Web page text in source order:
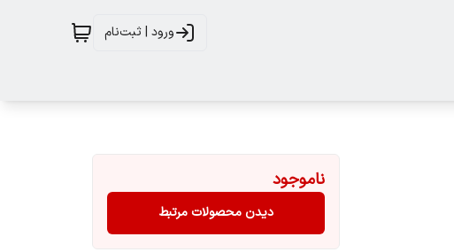
ورود | ثبت‌نام
ناموجود
دیدن محصولات مرتبط